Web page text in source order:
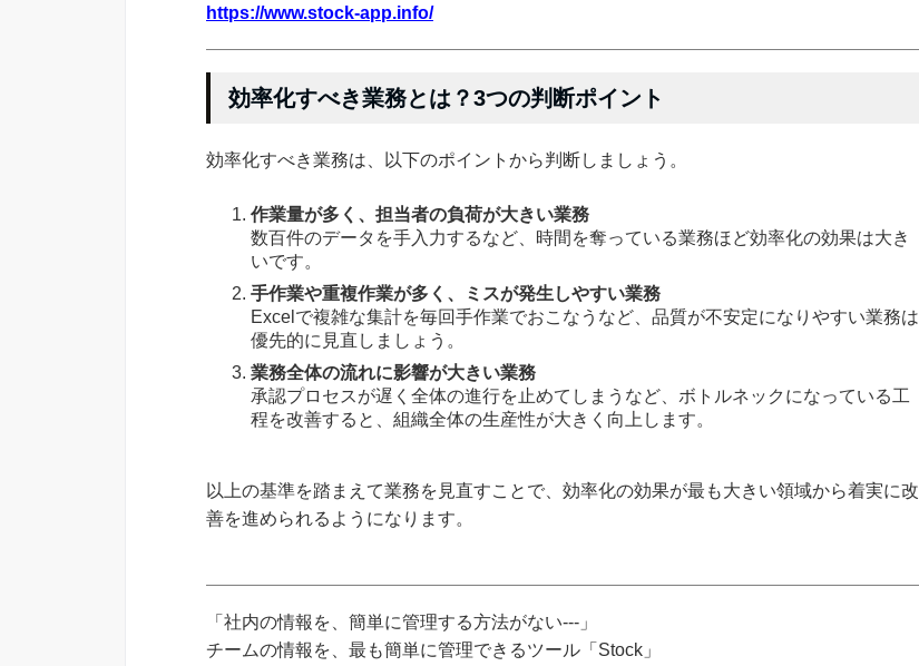
https://www.stock-app.info/
効率化すべき業務とは？3つの判断ポイント
効率化すべき業務は、以下のポイントから判断しましょう。
作業量が多く、担当者の負荷が大きい業務
数百件のデータを手入力するなど、時間を奪っている業務ほど効率化の効果は大き
いです。
手作業や重複作業が多く、ミスが発生しやすい業務
Excelで複雑な集計を毎回手作業でおこなうなど、品質が不安定になりやすい業務は
優先的に見直しましょう。
業務全体の流れに影響が大きい業務
承認プロセスが遅く全体の進行を止めてしまうなど、ボトルネックになっている工
程を改善すると、組織全体の生産性が大きく向上します。
以上の基準を踏まえて業務を見直すことで、効率化の効果が最も大きい領域から着実に改
善を進められるようになります。
「社内の情報を、簡単に管理する方法がない---」
チームの情報を、最も簡単に管理できるツール「Stock」